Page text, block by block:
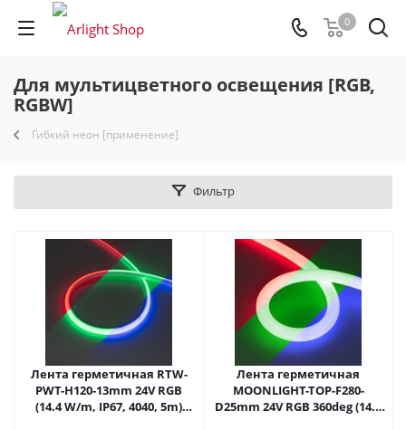
0
Для мультицветного освещения [RGB,
RGBW]
Гибкий неон [применение]
Фильтр
Лента герметичная RTW-
PWT-H120-13mm 24V RGB
(14.4 W/m, IP67, 4040, 5m)
Лента герметичная
MOONLIGHT-TOP-F280-
D25mm 24V RGB 360deg (14.4